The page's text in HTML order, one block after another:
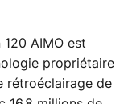
AIMO est
propriétaire
rétroéclairage de